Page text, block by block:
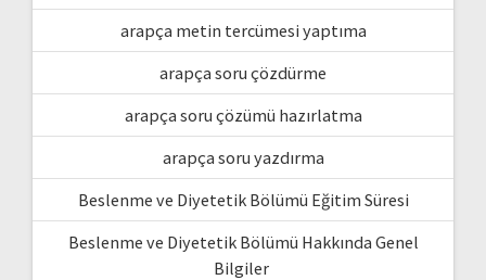
arapça metin tercümesi yaptıma
arapça soru çözdürme
arapça soru çözümü hazırlatma
arapça soru yazdırma
Beslenme ve Diyetetik Bölümü Eğitim Süresi
Beslenme ve Diyetetik Bölümü Hakkında Genel
Bilgiler